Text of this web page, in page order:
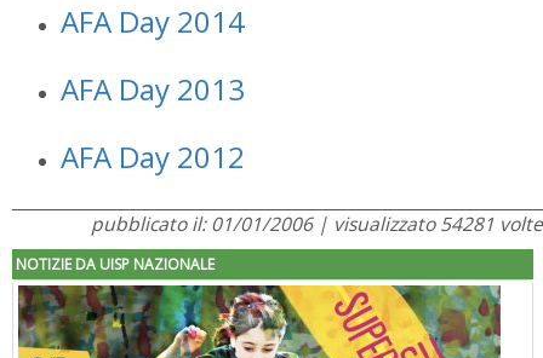
AFA Day 2014
AFA Day 2013
AFA Day 2012
pubblicato il: 01/01/2006 | visualizzato 54281 volte
NOTIZIE DA UISP NAZIONALE